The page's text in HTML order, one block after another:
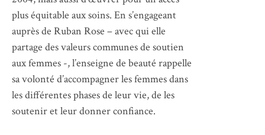
plus équitable aux soins. En s’engageant
auprès de Ruban Rose – avec qui elle
partage des valeurs communes de soutien
aux femmes -, l’enseigne de beauté rappelle
sa volonté d’accompagner les femmes dans
les différentes phases de leur vie, de les
soutenir et leur donner confiance.